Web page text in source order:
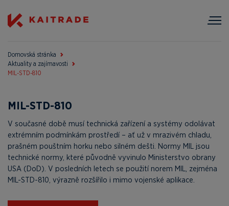
Domovská stránka
Aktuality a zajímavosti
MIL-STD-810
MIL-STD-810
V současné době musí technická zařízení a systémy odolávat
extrémním podmínkám prostředí – ať už v mrazivém chladu,
prašném pouštním horku nebo silném dešti. Normy MIL jsou
technické normy, které původně vyvinulo Ministerstvo obrany
USA (DoD). V posledních letech se použití norem MIL, zejména
MIL-STD-810, výrazně rozšířilo i mimo vojenské aplikace.